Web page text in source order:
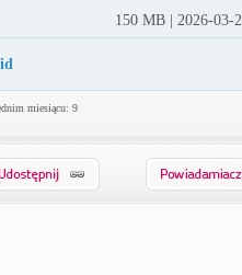
150 MB | 2026-03-
miesiącu: 9